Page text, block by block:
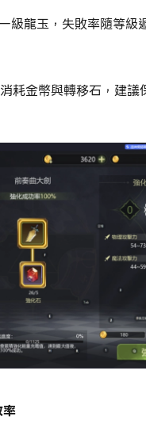
級龍玉，失敗率隨等級
耗金幣與轉移石，建議